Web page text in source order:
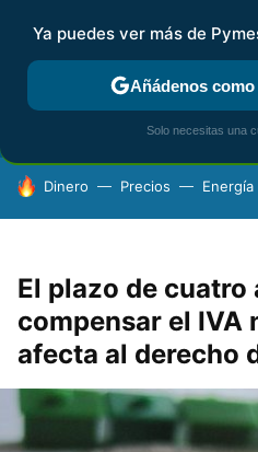
FISCALIDAD Y CONTABILIDAD
HOY SE HABLA DE
Dinero Precios Energía
El plazo de cuatro
compensar el IVA
afecta al derecho
Ya puedes ver más de
Añádenos
Solo necesitas una